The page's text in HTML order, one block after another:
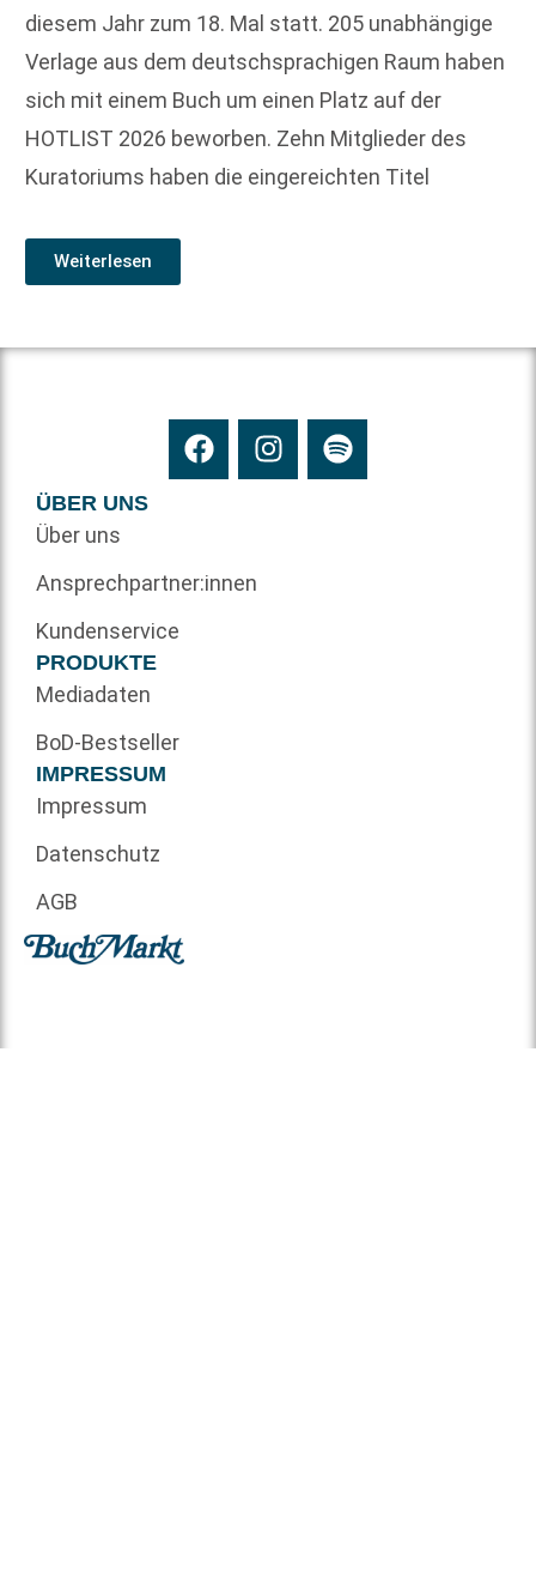
diesem Jahr zum 18. Mal statt. 205 unabhängige
Verlage aus dem deutschsprachigen Raum haben
sich mit einem Buch um einen Platz auf der
HOTLIST 2026 beworben. Zehn Mitglieder des
Kuratoriums haben die eingereichten Titel
Weiterlesen
ÜBER UNS
Über uns
Ansprechpartner:innen
Kundenservice
PRODUKTE
Mediadaten
BoD-Bestseller
IMPRESSUM
Impressum
Datenschutz
AGB